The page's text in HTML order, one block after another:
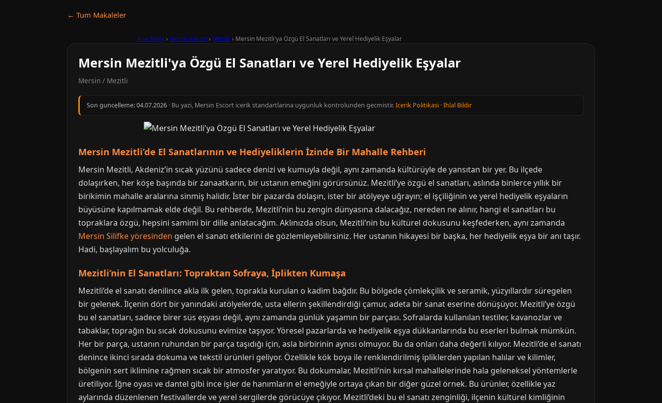
← Tum Makaleler
Ana Sayfa › Mersin Escort› Mezitli › Mersin Mezitli'ya Özgü El Sanatları ve Yerel Hediyelik Eşyalar
Mersin Mezitli'ya Özgü El Sanatları ve Yerel Hediyelik Eşyalar
Mersin / Mezitli
Son guncelleme:04.07.2026 · Bu yazi, Mersin Escort icerik standartlarina uygunluk kontrolunden gecmistir.Icerik Politikasi ·Ihlal Bildir
Mersin Mezitli’de El Sanatlarının ve Hediyeliklerin İzinde Bir Mahalle Rehberi
Mersin Mezitli, Akdeniz’in sıcak yüzünü sadece denizi ve kumuyla değil, aynı zamanda kültürüyle de yansıtan bir yer. Bu ilçede
dolaşırken, her köşe başında bir zanaatkarın, bir ustanın emeğini görürsünüz. Mezitli’ye özgü el sanatları, aslında binlerce yıllık bir
birikimin mahalle aralarına sinmiş halidir. İster bir pazarda dolaşın, ister bir atölyeye uğrayın; el işçiliğinin ve yerel hediyelik eşyaların
büyüsüne kapılmamak elde değil. Bu rehberde, Mezitli’nin bu zengin dünyasına dalacağız, nereden ne alınır, hangi el sanatları bu
topraklara özgü, hepsini samimi bir dille anlatacağım. Aklınızda olsun, Mezitli’nin bu kültürel dokusunu keşfederken, aynı zamanda
Mersin Silifke yöresinden gelen el sanatı etkilerini de gözlemleyebilirsiniz. Her ustanın hikayesi bir başka, her hediyelik eşya bir anı taşır.
Hadi, başlayalım bu yolculuğa.
Mezitli’nin El Sanatları: Topraktan Sofraya, İplikten Kumaşa
Mezitli’de el sanatı denilince akla ilk gelen, toprakla kurulan o kadim bağdır. Bu bölgede çömlekçilik ve seramik, yüzyıllardır süregelen
bir gelenek. İlçenin dört bir yanındaki atölyelerde, usta ellerin şekillendirdiği çamur, adeta bir sanat eserine dönüşüyor. Mezitli’ye özgü
bu el sanatları, sadece birer süs eşyası değil, aynı zamanda günlük yaşamın bir parçası. Sofralarda kullanılan testiler, kavanozlar ve
tabaklar, toprağın bu sıcak dokusunu evimize taşıyor. Yöresel pazarlarda ve hediyelik eşya dükkanlarında bu eserleri bulmak mümkün.
Her bir parça, ustanın ruhundan bir parça taşıdığı için, asla birbirinin aynısı olmuyor. Bu da onları daha değerli kılıyor. Mezitli’de el sanatı
denince ikinci sırada dokuma ve tekstil ürünleri geliyor. Özellikle kök boya ile renklendirilmiş ipliklerden yapılan halılar ve kilimler,
bölgenin sert iklimine rağmen sıcak bir atmosfer yaratıyor. Bu dokumalar, Mezitli’nin kırsal mahallelerinde hala geleneksel yöntemlerle
üretiliyor. İğne oyası ve dantel gibi ince işler de hanımların el emeğiyle ortaya çıkan bir diğer güzel örnek. Bu ürünler, özellikle yaz
aylarında düzenlenen festivallerde ve yerel sergilerde görücüye çıkıyor. Mezitli’deki bu el sanatı zenginliği, ilçenin kültürel kimliğinin